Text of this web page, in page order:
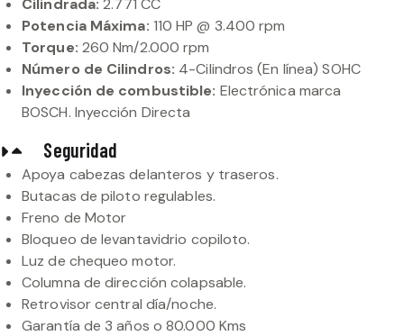
Cilindrada: 2.771 CC
Potencia Máxima: 110 HP @ 3.400 rpm
Torque: 260 Nm/2.000 rpm
Número de Cilindros: 4-Cilindros (En línea) SOHC
Inyección de combustible: Electrónica marca
BOSCH. Inyección Directa
Seguridad
Apoya cabezas delanteros y traseros.
Butacas de piloto regulables.
Freno de Motor
Bloqueo de levantavidrio copiloto.
Luz de chequeo motor.
Columna de dirección colapsable.
Retrovisor central día/noche.
Garantía de 3 años o 80.000 Kms